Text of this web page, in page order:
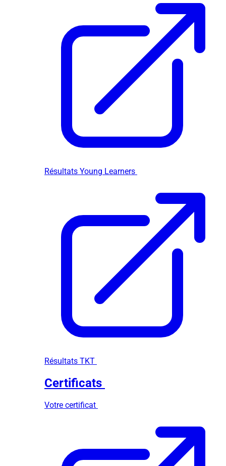
Résultats Young Learners
Résultats TKT
Certificats
Votre certificat